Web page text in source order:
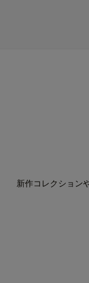
新作コレクション